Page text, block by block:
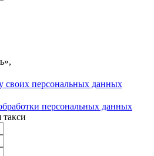
своих персональных данных
персональных данных